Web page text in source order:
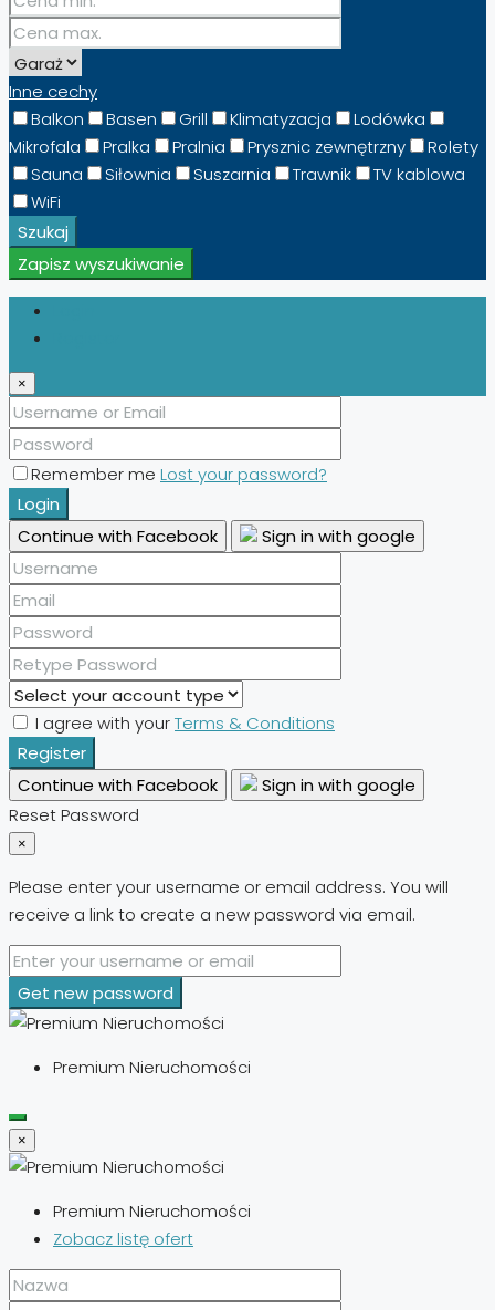
Inne cechy
Balkon
Basen Grill Klimatyzacja
Lodówka
Mikrofala
Pralka Pralnia Prysznic zewnętrzny
Rolety
Sauna
Siłownia Suszarnia Trawnik
TV kablowa
WiFi
Szukaj
Zapisz wyszukiwanie
×
Remember me Lost your password?
Login
Continue with Facebook
Sign in with google
I agree with yourTerms & Conditions
Register
Continue with Facebook
Sign in with google
Reset Password
×
Please enter your username or email address. You will
receive a link to create a new password via email.
Get new password
Premium Nieruchomości
×
Premium Nieruchomości
Zobacz listę ofert